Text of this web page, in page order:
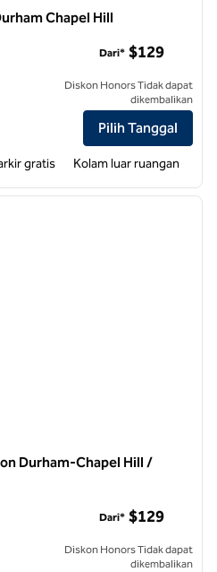
Chapel Hill
Suites by Hilton Durham Chapel Hill
Dari* $129
Diskon Honors Tidak dapat
dikembalikan
Pilih Tanggal
gratis Kolam luar ruangan
Durham-Chapel Hill /
Dari* $129
Diskon Honors Tidak dapat
dikembalikan